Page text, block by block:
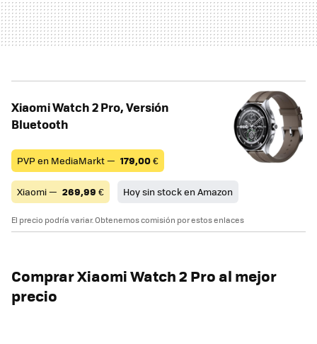
Xiaomi Watch 2 Pro, Versión
Bluetooth
PVP en MediaMarkt — 179,00€
Xiaomi — 269,99 € Hoy sin stock en Amazon
El precio podría variar. Obtenemos comisión por estos enlaces
Comprar Xiaomi Watch 2 Pro al mejor
precio